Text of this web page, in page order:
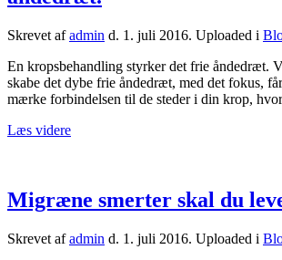
Skrevet afadmin d. 1. juli 2016. Uploaded i
En kropsbehandling styrker det frie åndedræt.
skabe det dybe frie åndedræt, med det fokus,
mærke forbindelsen til de steder i din krop,
Læs videre
Migræne smerter skal du
Skrevet afadmin d. 1. juli 2016. Uploaded i